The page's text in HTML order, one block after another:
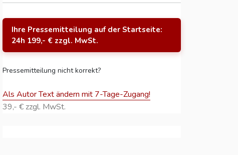
Ihre Pressemitteilung auf der Startseite:
24h 199,- € zzgl. MwSt.
Pressemitteilung nicht korrekt?
Als Autor Text ändern mit 7-Tage-Zugang!
39,- € zzgl. MwSt.